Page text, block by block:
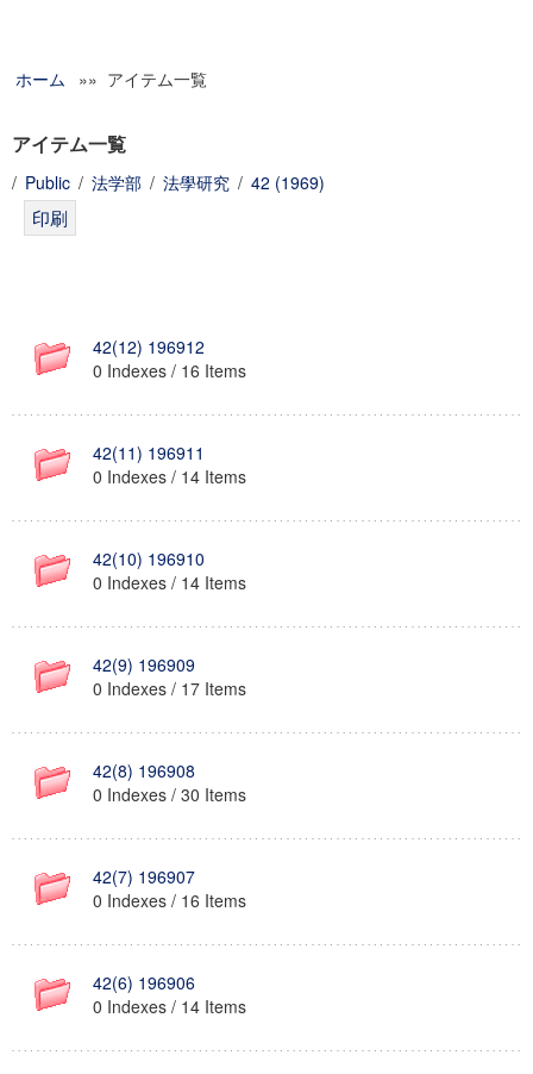
グローバルリサーチインスティテュート
科学研究費補助金研究成果報告書
慶應義塾大学グローバルCOEプログラム市民社会ガバナンス
ホーム »» アイテム一覧
アイテム一覧
/ Public / 法学部 / 法學研究 / 42 (1969)
42(12) 196912
0 Indexes / 16 Items
42(11) 196911
0 Indexes / 14 Items
42(10) 196910
0 Indexes / 14 Items
42(9) 196909
0 Indexes / 17 Items
42(8) 196908
0 Indexes / 30 Items
42(7) 196907
0 Indexes / 16 Items
42(6) 196906
0 Indexes / 14 Items